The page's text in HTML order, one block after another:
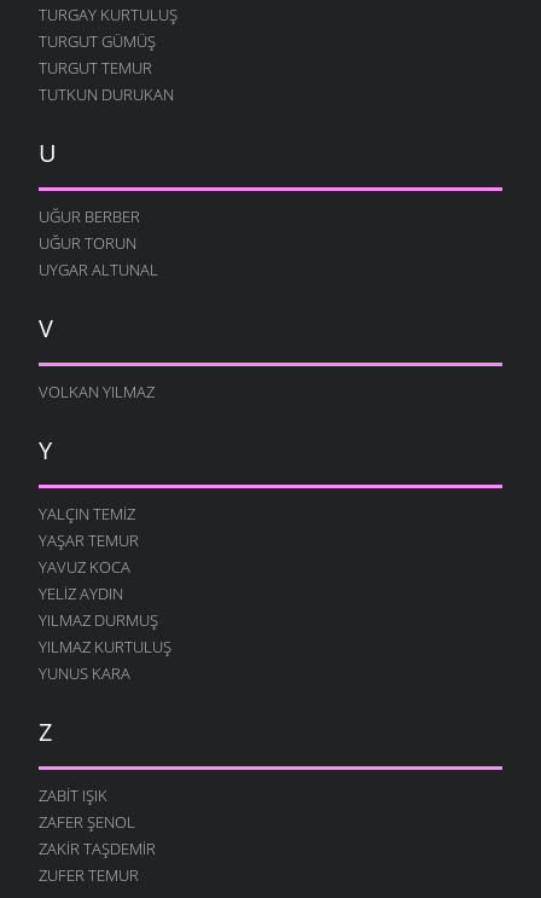
TURGAY KURTULUŞ
TURGUT GÜMÜŞ
TURGUT TEMUR
TUTKUN DURUKAN
U
UĞUR BERBER
UĞUR TORUN
UYGAR ALTUNAL
V
VOLKAN YILMAZ
Y
YALÇIN TEMIZ
YAŞAR TEMUR
YAVUZ KOCA
YELIZ AYDIN
YILMAZ DURMUŞ
YILMAZ KURTULUŞ
YUNUS KARA
Z
ZABIT IŞIK
ZAFER ŞENOL
ZAKIR TAŞDEMIR
ZUFER TEMUR